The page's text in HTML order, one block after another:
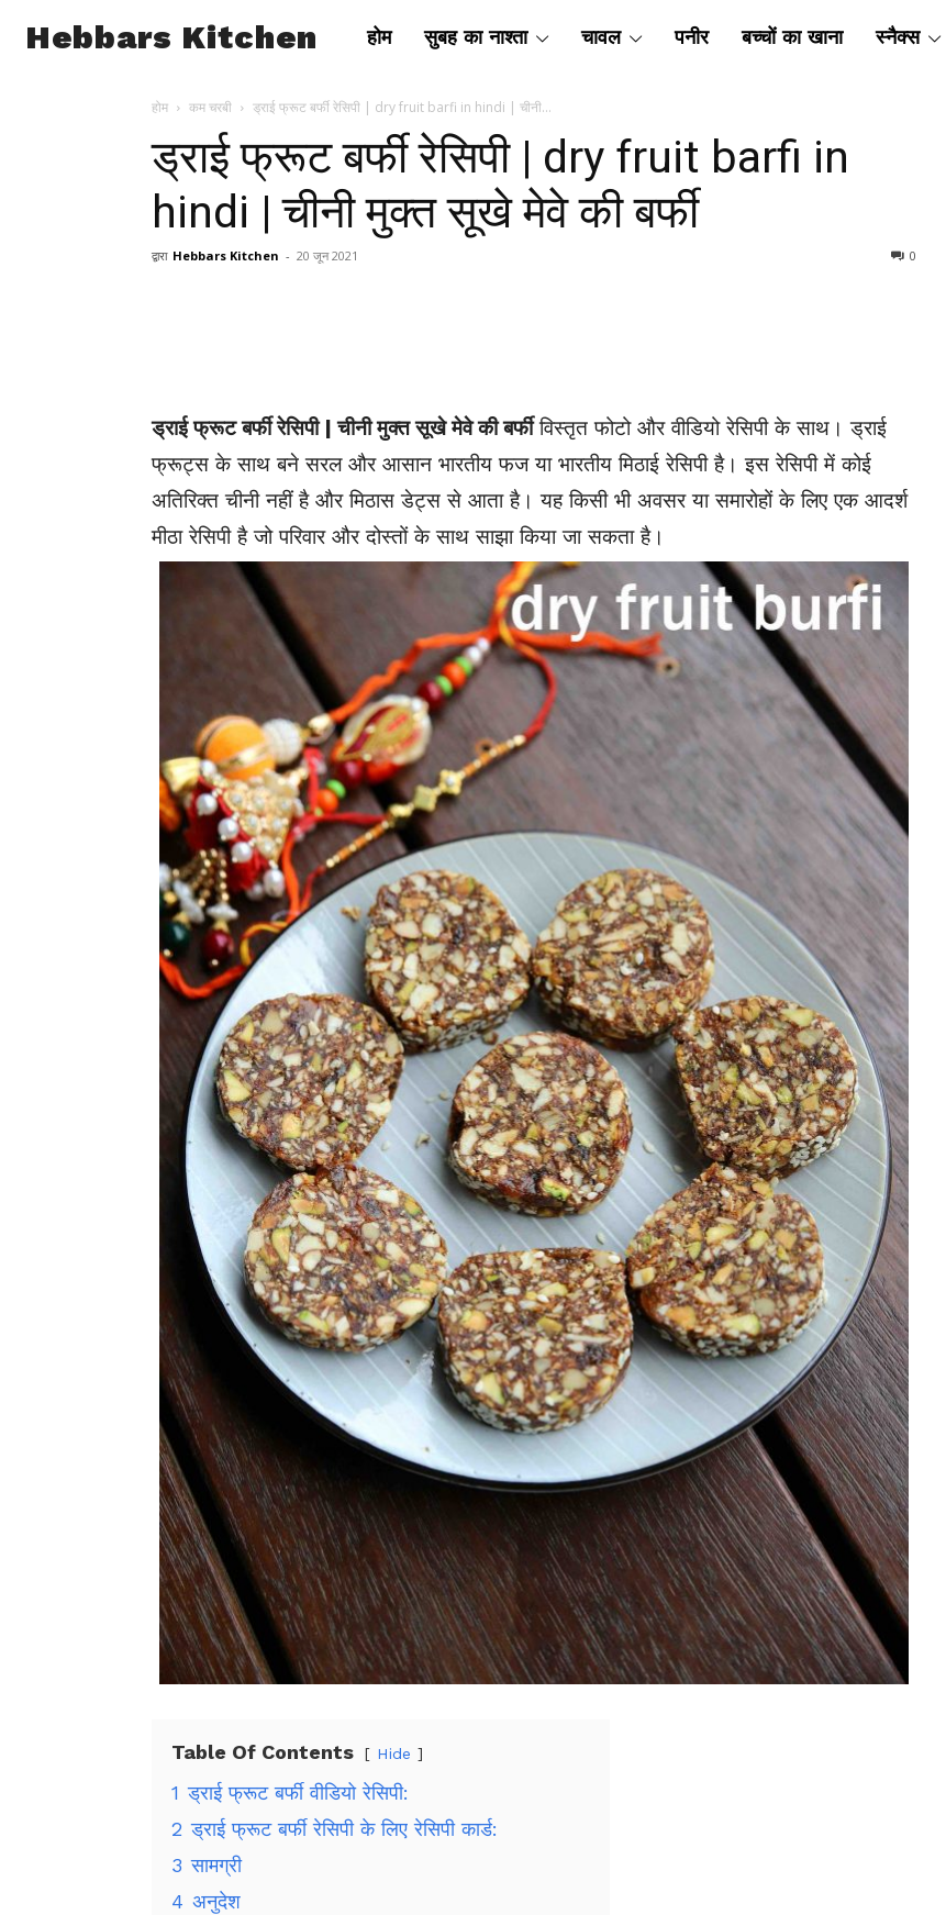
Hebbars Kitchen होम सुबह का नाश्ता चावल पनीर बच्चों का खाना स्नैक्स
होम कम चरबी ड्राई फ्रूट बर्फी रेसिपी | dry fruit barfi in hindi | चीनी...
ड्राई फ्रूट बर्फी रेसिपी | dry fruit barfi in
hindi | चीनी मुक्त सूखे मेवे की बर्फी
द्वारा Hebbars Kitchen - 20 जून 2021 0
ड्राई फ्रूट बर्फी रेसिपी | चीनी मुक्त सूखे मेवे की बर्फीविस्तृत फोटो और वीडियो रेसिपी के साथ। ड्राई
फ्रूट्स के साथ बने सरल और आसान भारतीय फज या भारतीय मिठाई रेसिपी है। इस रेसिपी में कोई
अतिरिक्त चीनी नहीं है और मिठास डेट्स से आता है। यह किसी भी अवसर या समारोहों के लिए एक आदर्श
मीठा रेसिपी है जो परिवार और दोस्तों के साथ साझा किया जा सकता है।
Table Of Contents Hide
1 ड्राई फ्रूट बर्फी वीडियो रेसिपी:
2 ड्राई फ्रूट बर्फी रेसिपी के लिए रेसिपी कार्ड:
3 सामग्री
4 अनुदेश